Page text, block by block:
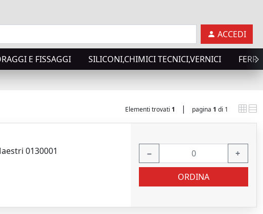
ACCEDI
E FISSAGGI SILICONI,CHIMICI TECNICI,VERNICI
Elementi trovati 1 | pagina 1 di 1
0130001 − +
ORDINA